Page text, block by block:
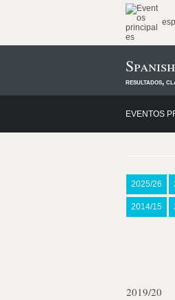
resultados,
EVENTOS
2025/26
2014/15
2019/20